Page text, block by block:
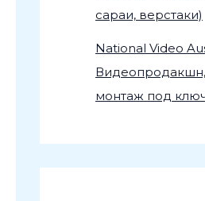
сараи, верстаки)
National Video
монтаж под